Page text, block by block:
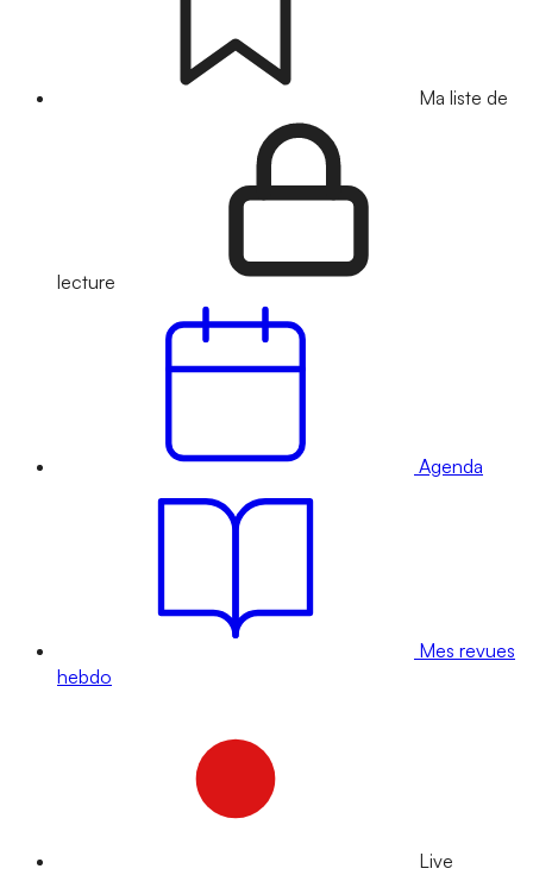
Ma liste de
lecture
Agenda
Mes revues
hebdo
Live